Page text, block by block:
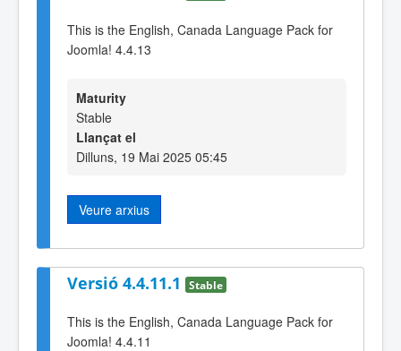
This is the English, Canada Language Pack for
Joomla! 4.4.13
Maturity
Stable
Llançat el
Dilluns, 19 Mai 2025 05:45
Veure arxius
Versió 4.4.11.1 Stable
This is the English, Canada Language Pack for
Joomla! 4.4.11